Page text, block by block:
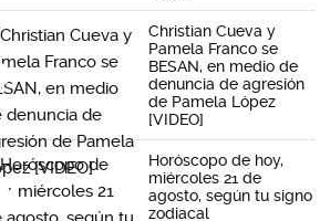
Christian Cueva y
Pamela Franco se
BESAN, en medio de
denuncia de agresión
de Pamela López
[VIDEO]
Horóscopo de hoy,
miércoles 21 de
agosto, según tu signo
zodiacal